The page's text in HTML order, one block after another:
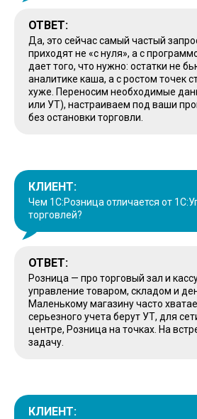
ОТВЕТ:
Да, это сейчас самый частый
приходят не «с нуля», а с
дает того, что нужно: остатки не
аналитике каша, а с ростом точек
хуже. Переносим необходимые
или УТ), настраиваем под ваши
без остановки торговли.
КЛИЕНТ:
Чем 1С:Розница отличается от
торговлей?
ОТВЕТ:
Розница — про торговый зал и
управление товаром, складом и
Маленькому магазину часто
серьезного учета берут УТ, для
центре, Розница на точках. На
задачу.
КЛИЕНТ: